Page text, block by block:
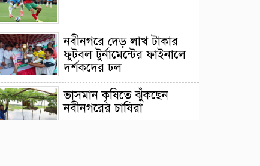
নবীনগরে দেড় লাখ টাকার
ফুটবল টুর্নামেন্টের ফাইনালে
দর্শকদের ঢল
ভাসমান কৃষিতে ঝুঁকছেন
নবীনগরের চাষিরা